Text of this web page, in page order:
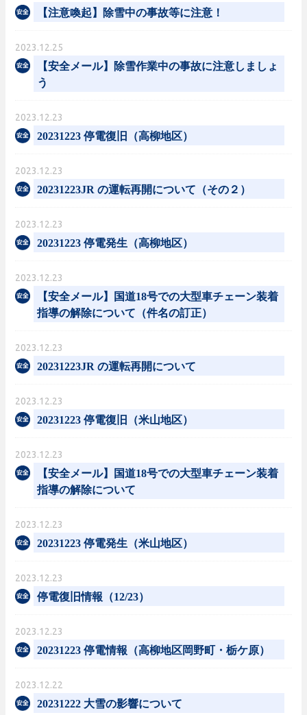
【注意喚起】除雪中の事故等に注意！
2023.12.25
【安全メール】除雪作業中の事故に注意しましょ
う
2023.12.23
20231223 停電復旧（高柳地区）
2023.12.23
20231223JR の運転再開について（その２）
2023.12.23
20231223 停電発生（高柳地区）
2023.12.23
【安全メール】国道18号での大型車チェーン装着
指導の解除について（件名の訂正）
2023.12.23
20231223JR の運転再開について
2023.12.23
20231223 停電復旧（米山地区）
2023.12.23
【安全メール】国道18号での大型車チェーン装着
指導の解除について
2023.12.23
20231223 停電発生（米山地区）
2023.12.23
停電復旧情報（12/23）
2023.12.23
20231223 停電情報（高柳地区岡野町・栃ケ原）
2023.12.22
20231222 大雪の影響について